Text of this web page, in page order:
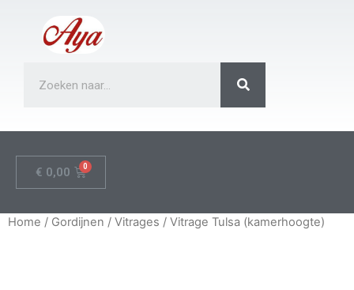
€ 0,00
Home / Gordijnen / Vitrages / Vitrage Tulsa (kamerhoogte)